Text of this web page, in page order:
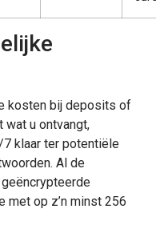
kosten bij deposits of
wat u ontvangt,
klaar ter potentiële
Al de
met op z’n minst 256